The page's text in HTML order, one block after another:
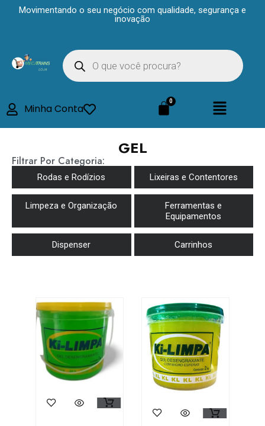
Movimentando o seu negócio com qualidade, segurança e
inovação
Minha Conta
GEL
Filtrar Por Categoria:
Rodas e Rodízios Lixeiras e Contentores
Limpeza e Organização
Ferramentas e
Equipamentos
Dispenser Carrinhos